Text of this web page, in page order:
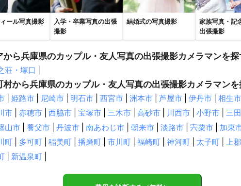
ール写真撮影
入学・卒業写真の出張
撮影
結婚式の写真撮影
家族写真・記
出張撮影
から兵庫県のカップル・友人写真の出張撮影カメラマンを探
荘・塚口
村から兵庫県のカップル・友人写真の出張撮影カメラマン
姫路市 尼崎市 明石市 西宮市 洲本市 芦屋市 伊丹市 相生市
市 赤穂市 西脇市 宝塚市 三木市 高砂市 川西市 小野市 三
山市 養父市 丹波市 南あわじ市 朝来市 淡路市 宍粟市 加東
町 多可町 稲美町 播磨町 市川町 福崎町 神河町 太子町 上
新温泉町